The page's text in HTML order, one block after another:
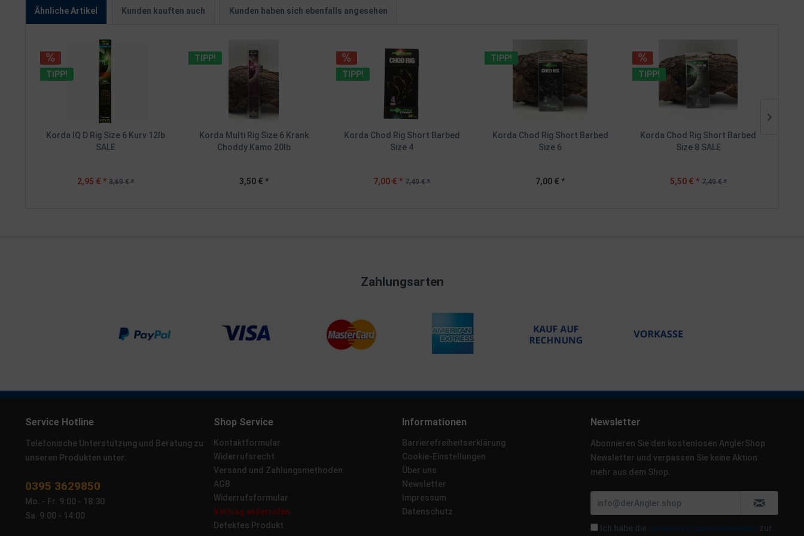
Ähnliche Artikel Kunden kauften auch Kunden haben sich ebenfalls angesehen
TIPP!
Korda IQ D Rig Size 6 Kurv 12lb
SALE
2,95 € * 3,69 € *
TIPP!
Korda Multi Rig Size 6 Krank
Choddy Kamo 20lb
3,50 € *
TIPP!
Korda Chod Rig Short Barbed
Size 4
7,00 € * 7,49 € *
TIPP!
Korda Chod Rig Short Barbed
Size 6
7,00 € *
TIPP!
Korda Chod Rig Short Barbed
Size 8 SALE
5,50 € * 7,49 € *
Zahlungsarten
Service Hotline
Telefonische Unterstützung und Beratung zu
unseren Produkten unter:
0395 3629850
Mo. - Fr. 9:00 - 18:30
Sa. 9:00 - 14:00
Shop Service
Kontaktformular
Widerrufsrecht
Versand und Zahlungsmethoden
AGB
Widerrufsformular
Vertrag widerrufen
Defektes Produkt
Informationen
Barrierefreiheitserklärung
Cookie-Einstellungen
Über uns
Newsletter
Impressum
Datenschutz
Newsletter
Abonnieren Sie den kostenlosen AnglerShop
Newsletter und verpassen Sie keine Aktion
mehr aus dem Shop.
Ich habe die Datenschutzbestimmungen zur